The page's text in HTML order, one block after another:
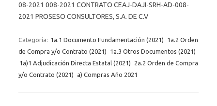
08-2021 008-2021 CONTRATO CEAJ-DAJI-SRH-AD-008-
2021 PROSESO CONSULTORES, S.A. DE C.V
Categoría: 1a.1 Documento Fundamentación (2021)
1a.2 Orden
de Compra y/o Contrato (2021)
1a.3 Otros Documentos (2021)
1a)1 Adjudicación Directa Estatal (2021)
2a.2 Orden de Compra
y/o Contrato (2021)
a) Compras Año 2021